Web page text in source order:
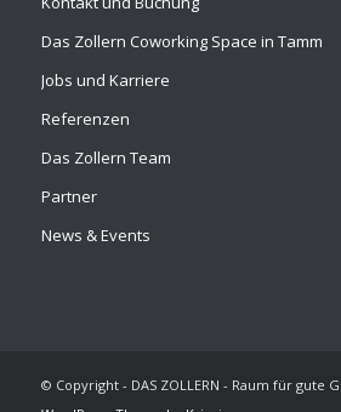
Das Zollern Coworking Space in Tamm
Jobs und Karriere
Referenzen
Das Zollern Team
Partner
News & Events
© Copyright - DAS ZOLLERN - Raum für gute